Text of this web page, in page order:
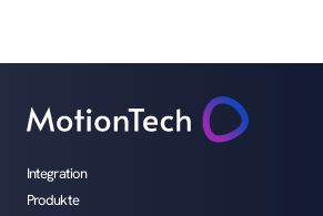
Integration
Produkte